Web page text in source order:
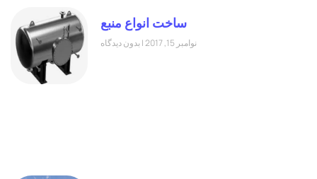
ساخت انواع منبع
نوامبر 15, 2017 بدون دیدگاه